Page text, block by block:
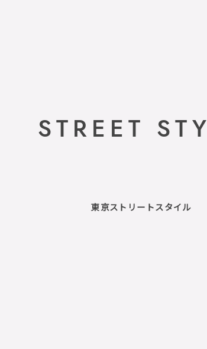
STREET
東京ストリートスタイル